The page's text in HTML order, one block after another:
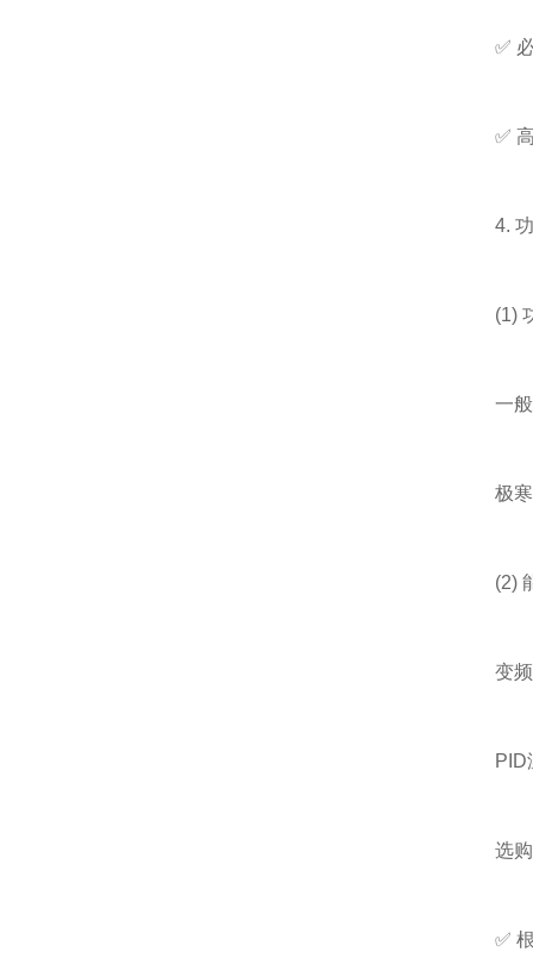
✅ 必
✅ 高
4. 功
(1) 功
一般工
极寒或
(2) 能
变频技
PID温
选购
✅ 根